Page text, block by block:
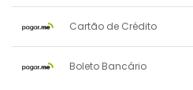
.
Cartão de Crédito
2x com juros de R$ 15,34
Boleto Bancário